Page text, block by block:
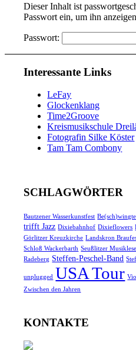
Dieser Inhalt ist
Passwort ein, um ihn
Passwort:
Interessante Links
LeFay
Glockenklang
Time2Groove
Kreismusikschule
Fotografin Silke Köster
Tam Tam Combony
SCHLAGWÖRTER
Bautzener Wasserkunstfest
trifft Jazz Dixiebahnhof Dixieflowers
Görlitzer Kreuzkirche Landskron
Schloß Wackerbarth Seußlitzer Musiklese
Radeberg Steffen-Peschel-Band
unplugged USA Tour
Zwischen den Jahren
KONTAKTE